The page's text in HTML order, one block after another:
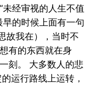
经审视的人生不值
的时候上面有一句
故我在），当时不
有的东西就在身
刻。 大多数人的悲
运行路线上运转，